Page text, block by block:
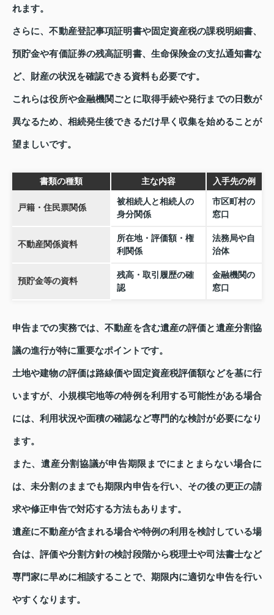
れます。
さらに、不動産登記事項証明書や固定資産税の課税明細書、
預貯金や有価証券の残高証明書、生命保険金の支払通知書な
ど、財産の状況を確認できる資料も必要です。
これらは役所や金融機関ごとに取得手続や発行までの日数が
異なるため、相続発生後できるだけ早く収集を始めることが
望ましいです。
書類の種類 主な内容 入手先の例
戸籍・住民票関係
被相続人と相続人の
身分関係
市区町村の
窓口
不動産関係資料
所在地・評価額・権
利関係
法務局や自
治体
預貯金等の資料
残高・取引履歴の確
認
金融機関の
窓口
申告までの実務では、不動産を含む遺産の評価と遺産分割協
議の進行が特に重要なポイントです。
土地や建物の評価は路線価や固定資産税評価額などを基に行
いますが、小規模宅地等の特例を利用する可能性がある場合
には、利用状況や面積の確認など専門的な検討が必要になり
ます。
また、遺産分割協議が申告期限までにまとまらない場合に
は、未分割のままでも期限内申告を行い、その後の更正の請
求や修正申告で対応する方法もあります。
遺産に不動産が含まれる場合や特例の利用を検討している場
合は、評価や分割方針の検討段階から税理士や司法書士など
専門家に早めに相談することで、期限内に適切な申告を行い
やすくなります。